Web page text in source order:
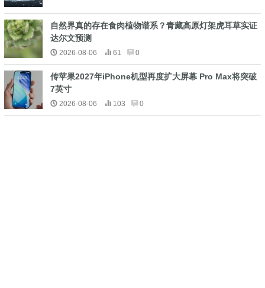
自然界真的存在食肉植物谱系？青藏高原灯架虎耳草实证
达尔文预测
2026-08-06 61 0
传苹果2027年iPhone机型再度扩大屏幕 Pro Max将突破
7英寸
2026-08-06 103 0